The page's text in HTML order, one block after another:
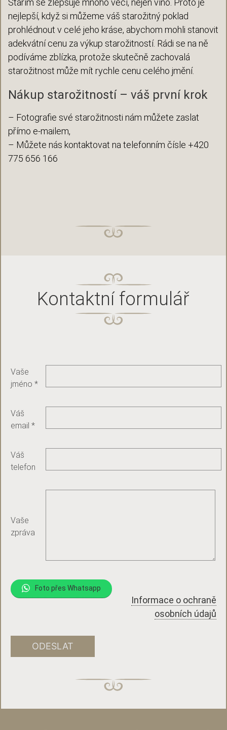
Stářím se zlepšuje mnoho věcí, nejen víno. Proto je
nejlepší, když si můžeme váš starožitný poklad
prohlédnout v celé jeho kráse, abychom mohli stanovit
adekvátní cenu za výkup starožitností. Rádi se na ně
podíváme zblízka, protože skutečně zachovalá
starožitnost může mít rychle cenu celého jmění.
Nákup starožitností – váš první krok
– Fotografie své starožitnosti nám můžete zaslat
přímo e-mailem,
– Můžete nás kontaktovat na telefonním čísle +420
775 656 166
Kontaktní formulář
Vaše
jméno *
Váš
email *
Váš
telefon
Vaše
zpráva
Foto přes Whatsapp
Informace o ochraně
osobních údajů